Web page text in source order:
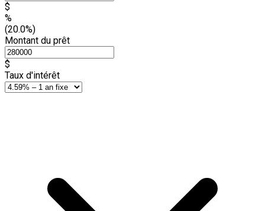
$
%
(20.0%)
Montant du prêt
$
Taux d'intérêt